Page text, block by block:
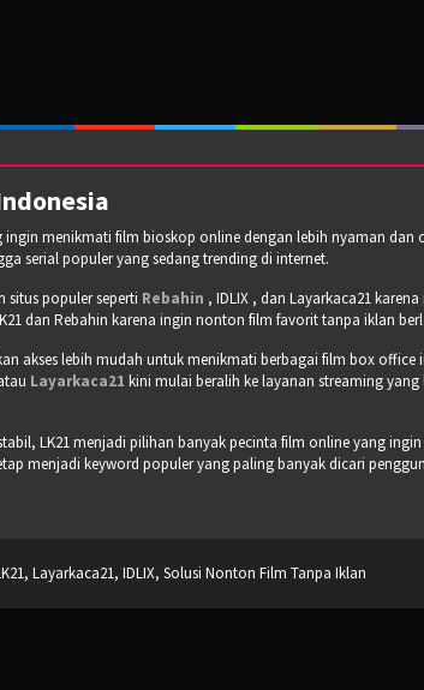
menikmati film bioskop online dengan lebih nyaman dan
serial populer yang sedang trending di internet.
situs populer seperti Rebahin , IDLIX , dan Layarkaca21
dan Rebahin karena ingin nonton film favorit tanpa iklan
akses lebih mudah untuk menikmati berbagai film box
Layarkaca21 kini mulai beralih ke layanan streaming
LK21 menjadi pilihan banyak pecinta film online yang
menjadi keyword populer yang paling banyak dicari
Layarkaca21, IDLIX, Solusi Nonton Film Tanpa Iklan